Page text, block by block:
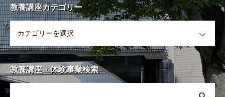
新着情報 News
財団情報
財団管理施設
教養講座カテゴリー
教養講座・体験事業検索